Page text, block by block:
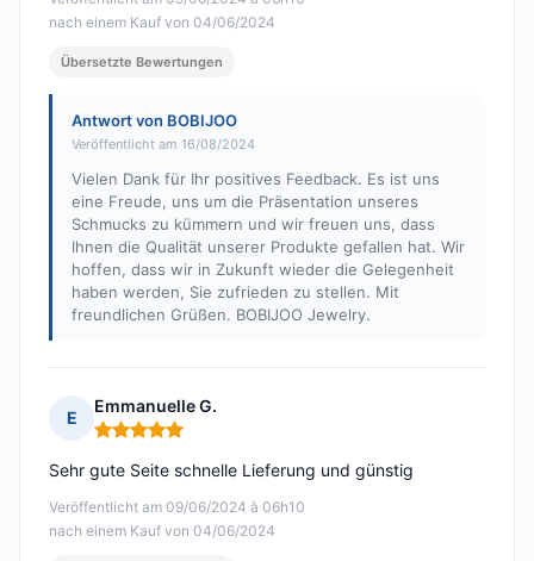
nach einem Kauf von 04/06/2024
Übersetzte Bewertungen
Antwort von BOBIJOO
Veröffentlicht am 16/08/2024
Vielen Dank für Ihr positives Feedback. Es ist uns
eine Freude, uns um die Präsentation unseres
Schmucks zu kümmern und wir freuen uns, dass
Ihnen die Qualität unserer Produkte gefallen hat. Wir
hoffen, dass wir in Zukunft wieder die Gelegenheit
haben werden, Sie zufrieden zu stellen. Mit
freundlichen Grüßen. BOBIJOO Jewelry.
E
Emmanuelle G.
Hinweis: 5 von 5
Veröffentlicht am 09/06/2024 à 06h10
nach einem Kauf von 04/06/2024
Sehr gute Seite schnelle Lieferung und günstig